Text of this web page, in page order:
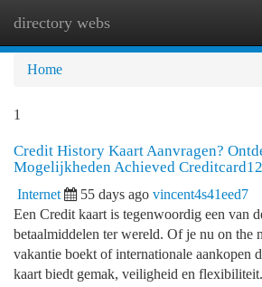
directory webs
Home
1
Credit History Kaart Aanvragen?
Mogelijkheden Achieved
Internet 55 days ago vincent4s41eed7
Een Credit kaart is tegenwoordig een van
betaalmiddelen ter wereld. Of je nu on the
vakantie boekt of internationale aankopen
kaart biedt gemak, veiligheid en